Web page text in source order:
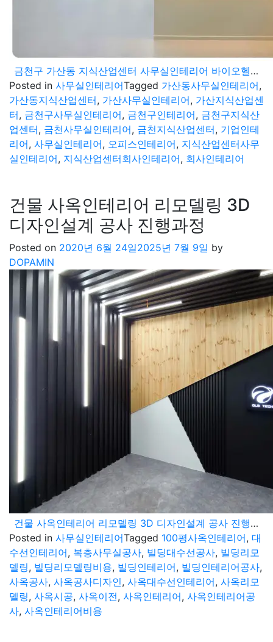
금천구 가산동 지식산업센터 사무실인테리어 바이오헬스케어 회사 오피스 공사 마무리
Posted in 사무실인테리어Tagged 가산동사무실인테리어,
가산동지식산업센터, 가산사무실인테리어, 가산지식산업센
터, 금천구사무실인테리어, 금천구인테리어, 금천구지식산
업센터, 금천사무실인테리어, 금천지식산업센터, 기업인테
리어, 사무실인테리어, 오피스인테리어, 지식산업센터사무
실인테리어, 지식산업센터회사인테리어, 회사인테리어
건물 사옥인테리어 리모델링 3D
디자인설계 공사 진행과정
Posted on 2020년 6월 24일2025년 7월 9일 by
DOPAMIN
건물 사옥인테리어 리모델링 3D 디자인설계 공사 진행과정
Posted in 사무실인테리어Tagged 100평사옥인테리어, 대
수선인테리어, 복층사무실공사, 빌딩대수선공사, 빌딩리모
델링, 빌딩리모델링비용, 빌딩인테리어, 빌딩인테리어공사,
사옥공사, 사옥공사디자인, 사옥대수선인테리어, 사옥리모
델링, 사옥시공, 사옥이전, 사옥인테리어, 사옥인테리어공
사, 사옥인테리어비용